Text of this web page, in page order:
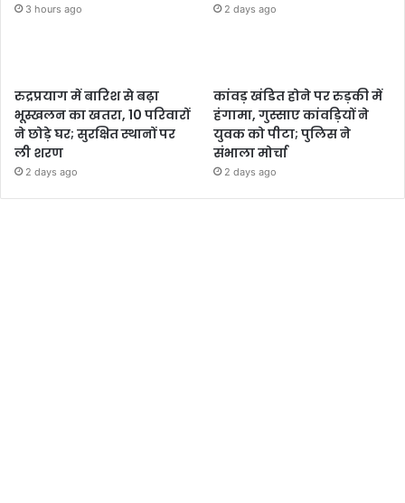
3 hours ago 2 days ago
रुद्रप्रयाग में बारिश से बढ़ा
भूस्खलन का खतरा, 10 परिवारों
ने छोड़े घर; सुरक्षित स्थानों पर
ली शरण
2 days ago
कांवड़ खंडित होने पर रुड़की में
हंगामा, गुस्साए कांवड़ियों ने
युवक को पीटा; पुलिस ने
संभाला मोर्चा
2 days ago